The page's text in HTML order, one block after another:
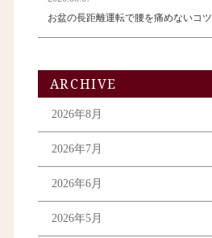
お盆の長距離運転で腰を痛めないコツ
ARCHIVE
2026年8月
2026年7月
2026年6月
2026年5月